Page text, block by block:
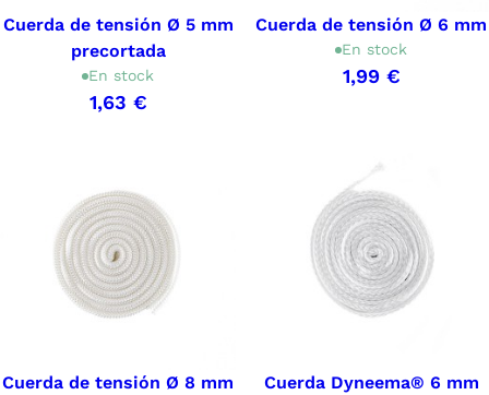
Cuerda de tensión Ø 5 mm
precortada
En stock
1,63 €
Cuerda de tensión Ø 6 mm
En stock
1,99 €
Cuerda de tensión Ø 8 mm Cuerda Dyneema® 6 mm